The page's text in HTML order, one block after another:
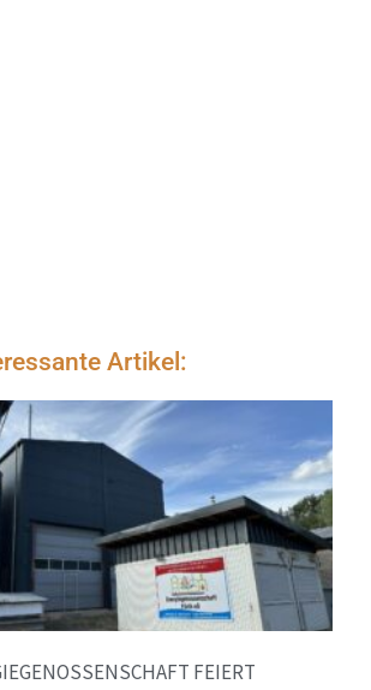
Artikel:
FEIERT